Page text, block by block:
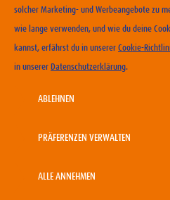
solcher Marketing- und Werbeangebote zu
wie lange verwenden, und wie du deine
kannst, erfährst du in unserer Cookie-
in unserer Datenschutzerklärung.
ABLEHNEN
PRÄFERENZEN VERWALTEN
ALLE ANNEHMEN